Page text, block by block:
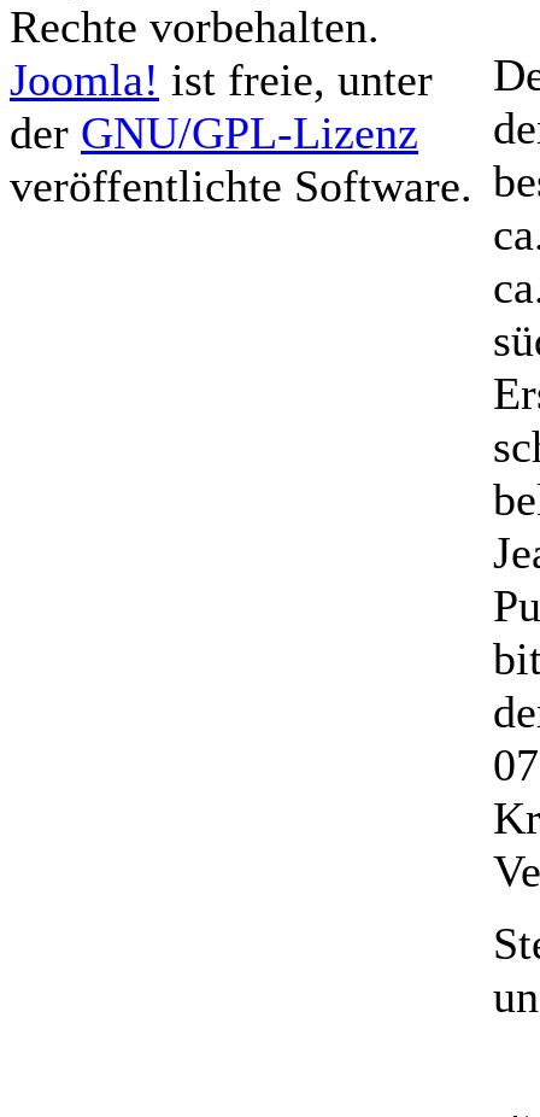
Rechte vorbehalten.
Joomla! ist freie, unter
der GNU/GPL-Lizenz
veröffentlichte Software.